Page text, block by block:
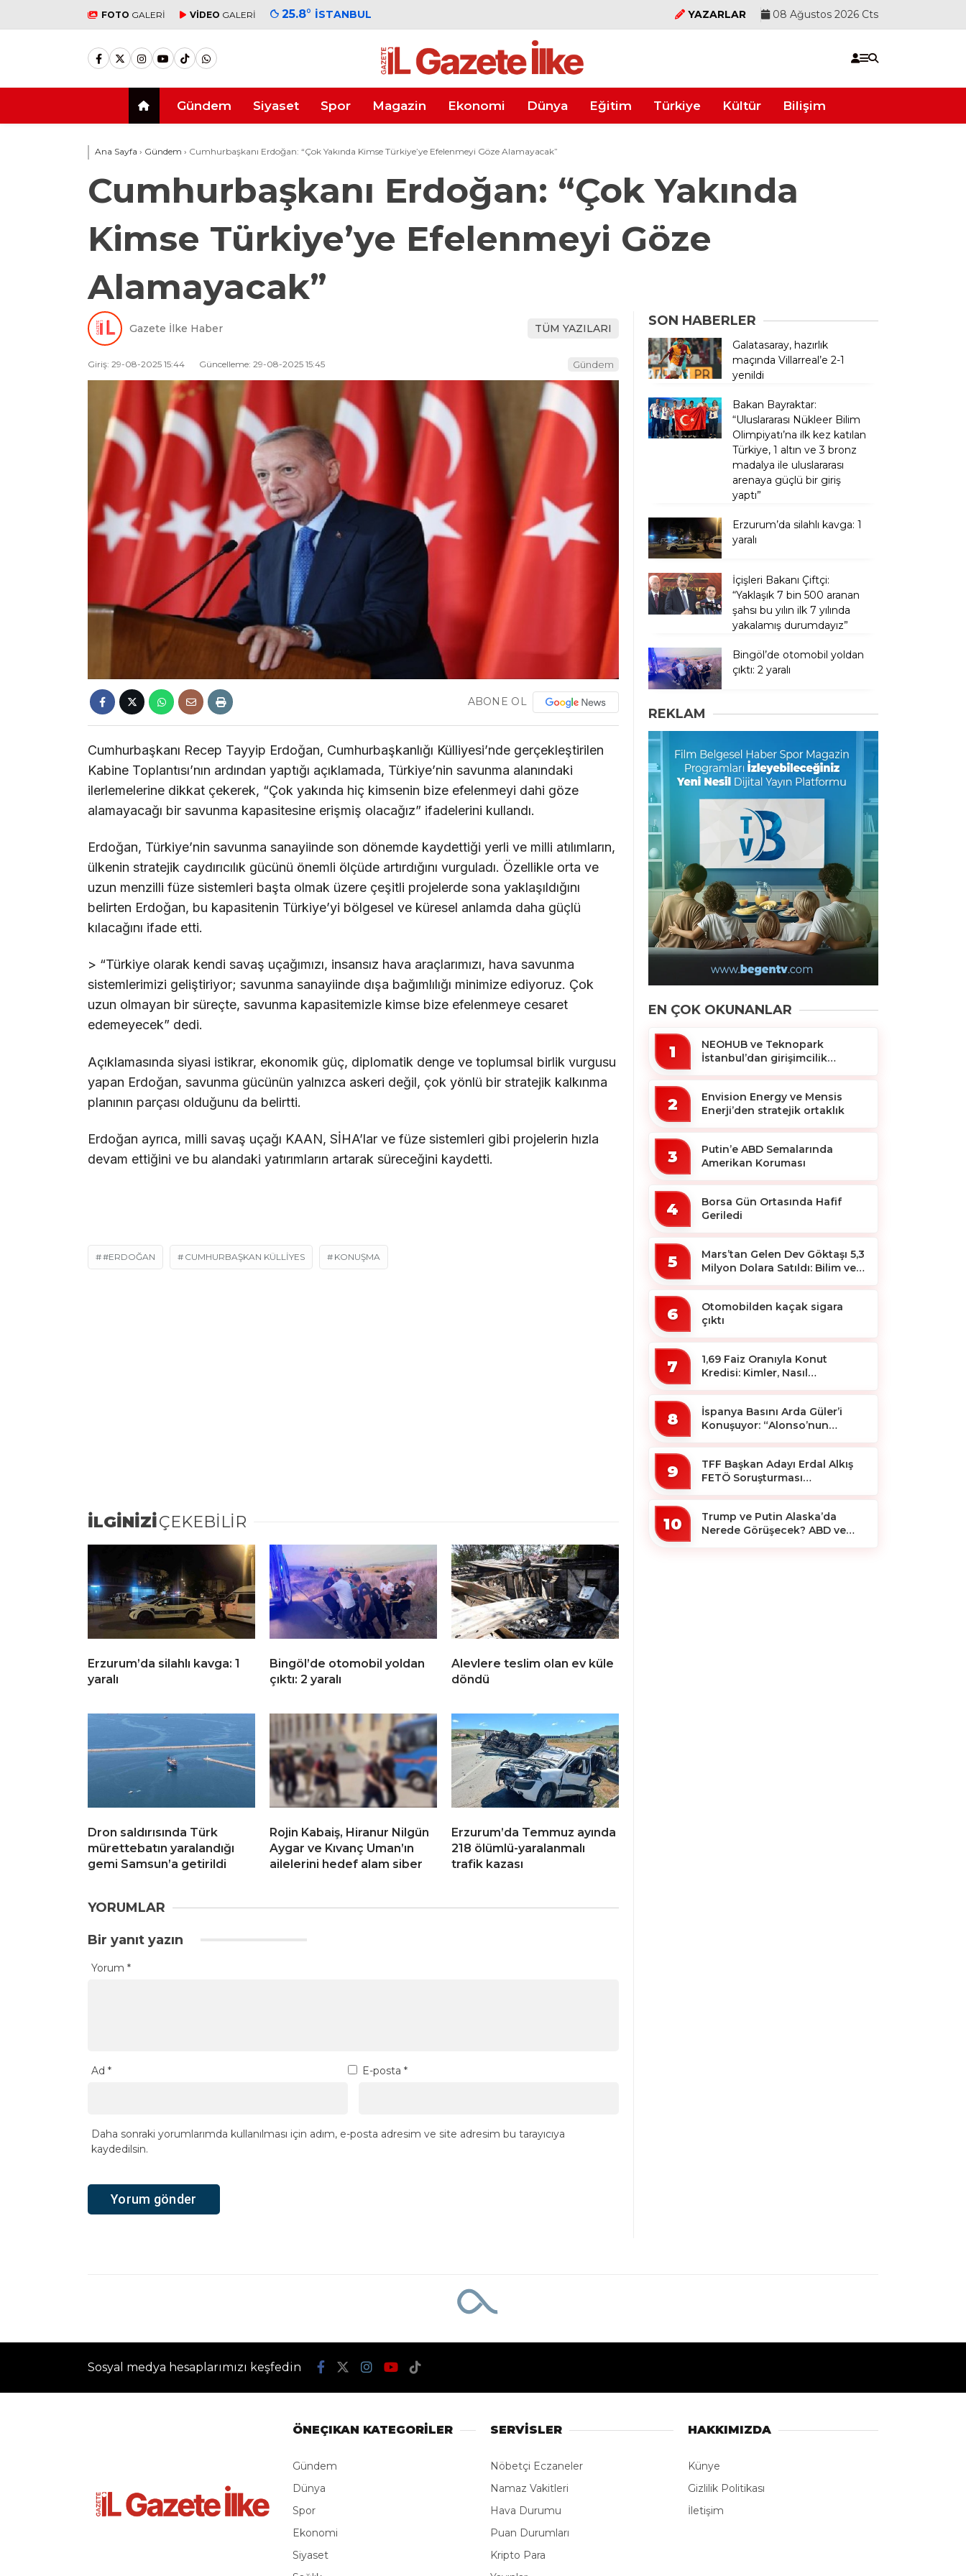
FOTO GALERİ VİDEO GALERİ 25.8° İSTANBUL YAZARLAR 08 Ağustos 2026 Cts
Gündem Siyaset Spor Magazin Ekonomi Dünya Eğitim Türkiye Kültür Bilişim
Ana Sayfa › Gündem › Cumhurbaşkanı Erdoğan: “Çok Yakında Kimse Türkiye’ye Efelenmeyi Göze Alamayacak”
Cumhurbaşkanı Erdoğan: “Çok Yakında
Kimse Türkiye’ye Efelenmeyi Göze
Alamayacak”
Gazete İlke Haber TÜM YAZILARI
Giriş: 29-08-2025 15:44 Güncelleme: 29-08-2025 15:45 Gündem
ABONE OL
Cumhurbaşkanı Recep Tayyip Erdoğan, Cumhurbaşkanlığı Külliyesi’nde gerçekleştirilen
Kabine Toplantısı’nın ardından yaptığı açıklamada, Türkiye’nin savunma alanındaki
ilerlemelerine dikkat çekerek, “Çok yakında hiç kimsenin bize efelenmeyi dahi göze
alamayacağı bir savunma kapasitesine erişmiş olacağız” ifadelerini kullandı.
Erdoğan, Türkiye’nin savunma sanayiinde son dönemde kaydettiği yerli ve milli atılımların,
ülkenin stratejik caydırıcılık gücünü önemli ölçüde artırdığını vurguladı. Özellikle orta ve
uzun menzilli füze sistemleri başta olmak üzere çeşitli projelerde sona yaklaşıldığını
belirten Erdoğan, bu kapasitenin Türkiye’yi bölgesel ve küresel anlamda daha güçlü
kılacağını ifade etti.
> “Türkiye olarak kendi savaş uçağımızı, insansız hava araçlarımızı, hava savunma
sistemlerimizi geliştiriyor; savunma sanayiinde dışa bağımlılığı minimize ediyoruz. Çok
uzun olmayan bir süreçte, savunma kapasitemizle kimse bize efelenmeye cesaret
edemeyecek” dedi.
Açıklamasında siyasi istikrar, ekonomik güç, diplomatik denge ve toplumsal birlik vurgusu
yapan Erdoğan, savunma gücünün yalnızca askeri değil, çok yönlü bir stratejik kalkınma
planının parçası olduğunu da belirtti.
Erdoğan ayrıca, milli savaş uçağı KAAN, SİHA’lar ve füze sistemleri gibi projelerin hızla
devam ettiğini ve bu alandaki yatırımların artarak süreceğini kaydetti.
#ERDOĞAN CUMHURBAŞKAN KÜLLIYES KONUŞMA
İLGİNİZİÇEKEBİLİR
Erzurum’da silahlı kavga: 1
yaralı
Bingöl’de otomobil yoldan
çıktı: 2 yaralı
Alevlere teslim olan ev küle
döndü
Dron saldırısında Türk
mürettebatın yaralandığı
gemi Samsun’a getirildi
Rojin Kabaiş, Hiranur Nilgün
Aygar ve Kıvanç Uman’ın
ailelerini hedef alam siber
Erzurum’da Temmuz ayında
218 ölümlü-yaralanmalı
trafik kazası
YORUMLAR
Bir yanıt yazın
Yorum *
Ad * E-posta *
Daha sonraki yorumlarımda kullanılması için adım, e-posta adresim ve site adresim bu tarayıcıya
kaydedilsin.
SON HABERLER
Galatasaray, hazırlık
maçında Villarreal’e 2-1
yenildi
Bakan Bayraktar:
“Uluslararası Nükleer Bilim
Olimpiyatı’na ilk kez katılan
Türkiye, 1 altın ve 3 bronz
madalya ile uluslararası
arenaya güçlü bir giriş
yaptı”
Erzurum’da silahlı kavga: 1
yaralı
İçişleri Bakanı Çiftçi:
“Yaklaşık 7 bin 500 aranan
şahsı bu yılın ilk 7 yılında
yakalamış durumdayız”
Bingöl’de otomobil yoldan
çıktı: 2 yaralı
REKLAM
EN ÇOK OKUNANLAR
1
NEOHUB ve Teknopark
İstanbul’dan girişimcilik
2
Envision Energy ve Mensis
Enerji’den stratejik ortaklık
3
Putin’e ABD Semalarında
Amerikan Koruması
4
Borsa Gün Ortasında Hafif
Geriledi
5
Mars’tan Gelen Dev Göktaşı 5,3
Milyon Dolara Satıldı: Bilim ve
6
Otomobilden kaçak sigara
çıktı
7
1,69 Faiz Oranıyla Konut
Kredisi: Kimler, Nasıl
8
İspanya Basını Arda Güler’i
Konuşuyor: “Alonso’nun
9
TFF Başkan Adayı Erdal Alkış
FETÖ Soruşturması
10
Trump ve Putin Alaska’da
Nerede Görüşecek? ABD ve
Sosyal medya hesaplarımızı keşfedin
ÖNEÇIKAN KATEGORİLER
Gündem
Dünya
Spor
Ekonomi
Siyaset
SERVİSLER
Nöbetçi Eczaneler
Namaz Vakitleri
Hava Durumu
Puan Durumları
Kripto Para
HAKKIMIZDA
Künye
Gizlilik Politikası
İletişim